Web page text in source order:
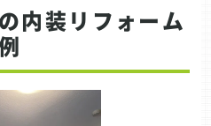
内装リフォーム